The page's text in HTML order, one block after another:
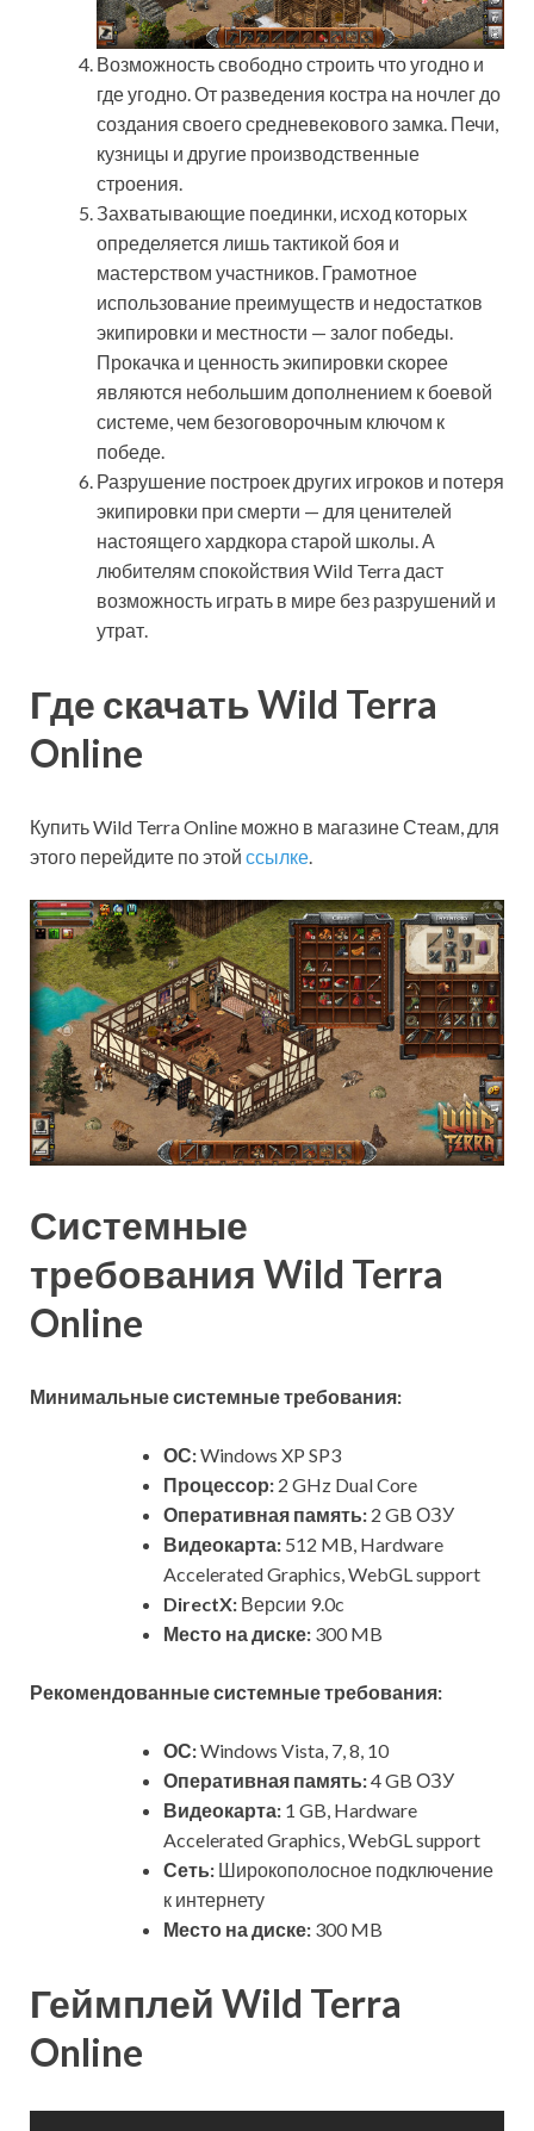
Возможность свободно строить что угодно и
где угодно. От разведения костра на ночлег до
создания своего средневекового замка. Печи,
кузницы и другие производственные
строения.
Захватывающие поединки, исход которых
определяется лишь тактикой боя и
мастерством участников. Грамотное
использование преимуществ и недостатков
экипировки и местности — залог победы.
Прокачка и ценность экипировки скорее
являются небольшим дополнением к боевой
системе, чем безоговорочным ключом к
победе.
Разрушение построек других игроков и потеря
экипировки при смерти — для ценителей
настоящего хардкора старой школы. А
любителям спокойствия Wild Terra даст
возможность играть в мире без разрушений и
утрат.
Где скачать Wild Terra
Online
Купить Wild Terra Online можно в магазине Стеам, для
этого перейдите по этой ссылке
Системные
требования Wild Terra
Online
Минимальные системные требования:
ОС:Windows XP SP3
Процессор: 2 GHz Dual Core
Оперативная память: 2 GB ОЗУ
Видеокарта: 512 MB, Hardware
Accelerated Graphics, WebGL support
DirectX: Версии 9.0c
Место на диске: 300 MB
Рекомендованные системные требования:
ОС:Windows Vista, 7, 8, 10
Оперативная память:4 GB ОЗУ
Видеокарта: 1 GB, Hardware
Accelerated Graphics, WebGL support
Сеть: Широкополосное подключение
к интернету
Место на диске: 300 MB
Геймплей Wild Terra
Online